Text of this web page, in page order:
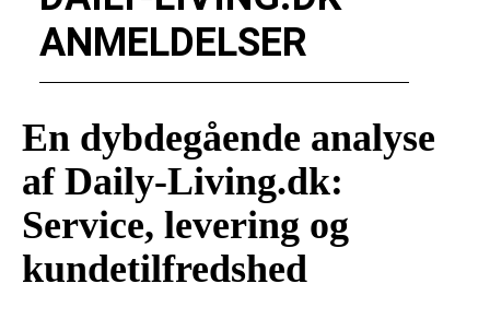
ANMELDELSER
En dybdegående analyse
af Daily-Living.dk:
Service, levering og
kundetilfredshed